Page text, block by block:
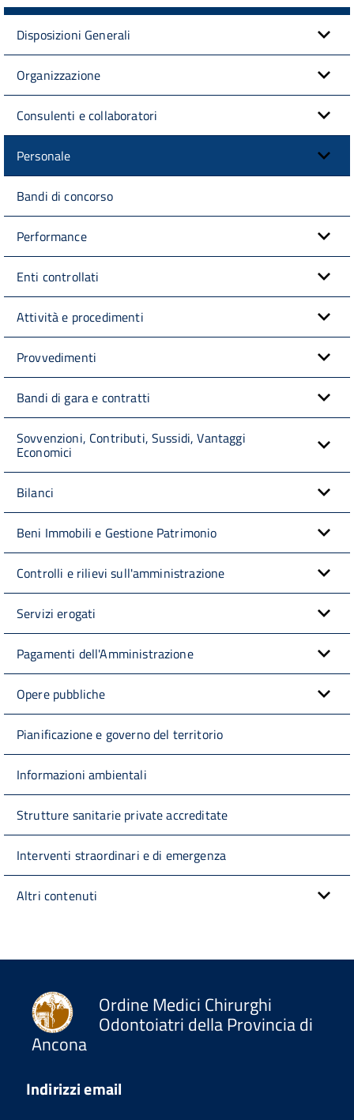
Disposizioni Generali
Organizzazione
Consulenti e collaboratori
Personale
Bandi di concorso
Performance
Enti controllati
Attività e procedimenti
Provvedimenti
Bandi di gara e contratti
Sovvenzioni, Contributi, Sussidi, Vantaggi
Economici
Bilanci
Beni Immobili e Gestione Patrimonio
Controlli e rilievi sull'amministrazione
Servizi erogati
Pagamenti dell'Amministrazione
Opere pubbliche
Pianificazione e governo del territorio
Informazioni ambientali
Strutture sanitarie private accreditate
Interventi straordinari e di emergenza
Altri contenuti
Ordine Medici Chirurghi
Odontoiatri della Provincia di
Ancona
Indirizzi email